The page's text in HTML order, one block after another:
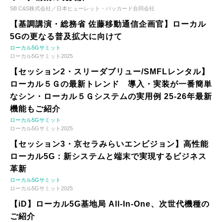
SB C&S株式会社／日本ヒューレット・パッカード合同会社
【基調講演・総務省 佐藤移動通信企画官】ローカル
5Gの更なる普及拡大に向けて
ローカル5Gサミット
ローカル5Gサミット2025
【セッション2・スリーダブリュー/SMFLレンタル】
ローカル５Ｇの最新トレンド 導入・実装が一番簡単
なシン・ローカル５Ｇシステムの実用例 25-26年最新
機能もご紹介
ローカル5Gサミット
ローカル5Gサミット2025
【セッション3・京セラみらいエンビジョン】高性能
ローカル5G：新システムと端末で実現するビジネス
革新
ローカル5Gサミット
ローカル5Gサミット2025
【iD】ローカル5G基地局 All-In-One、次世代機種の
ご紹介